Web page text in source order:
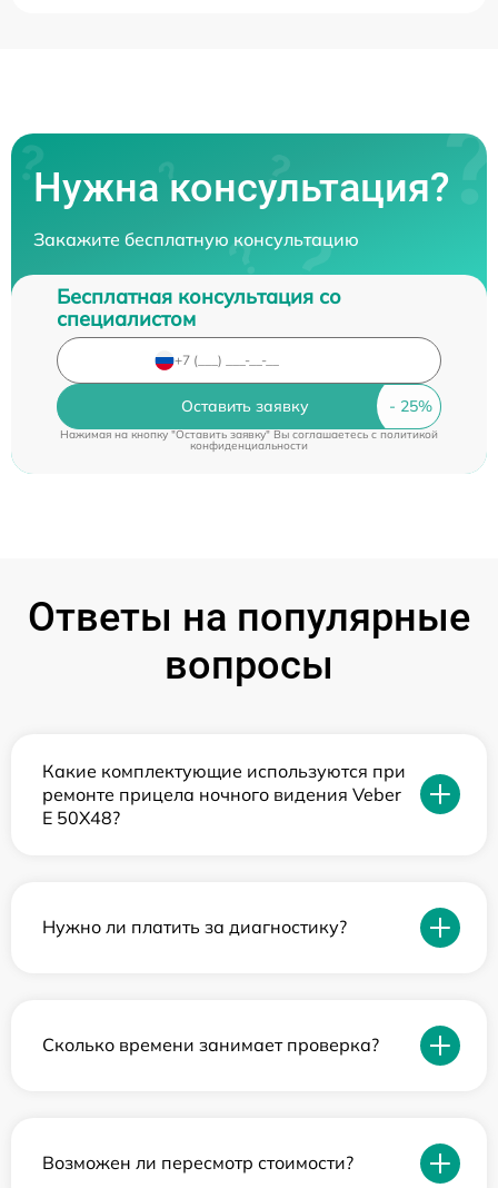
Нужна консультация?
Закажите бесплатную консультацию
Бесплатная консультация со
специалистом
Оставить заявку
Нажимая на кнопку "Оставить заявку" Вы соглашаетесь cполитикой
конфиденциальности
Ответы на популярные
вопросы
Какие комплектующие используются при
ремонте прицела ночного видения Veber
E 50X48?
Нужно ли платить за диагностику?
Сколько времени занимает проверка?
Возможен ли пересмотр стоимости?